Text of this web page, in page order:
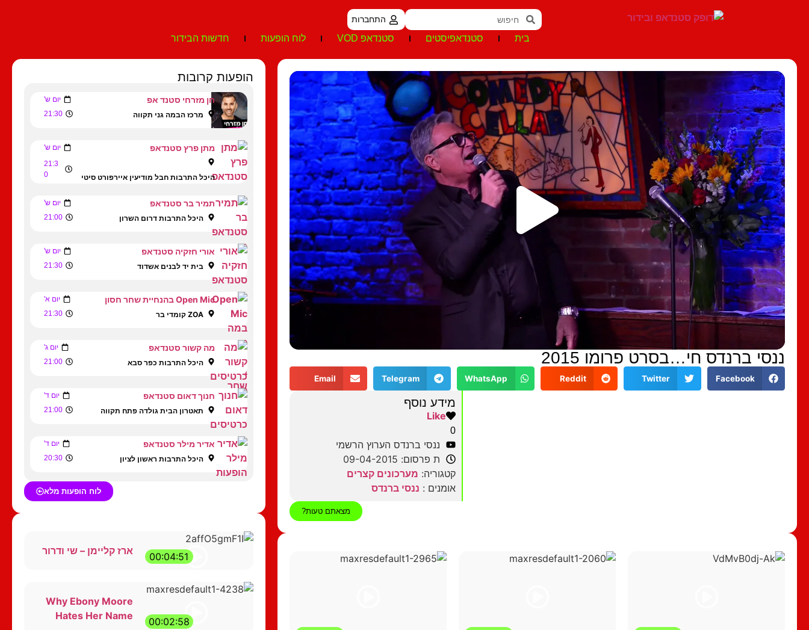
התחברות
בית סטנדאפיסטים סטנדאפ VOD לוח הופעות חדשות הבידור
ננסי ברנדס חי…בסרט פרומו 2015
Facebook
Twitter
Reddit
WhatsApp
Telegram
Email
מידע נוסף
Like
0
ננסי ברנדס הערוץ הרשמי
ת פרסום: 09-04-2015
קטגוריה: מערכונים קצרים
אומנים : ננסי ברנדס
מצאתם טעות?
הופעות קרובות
חן מזרחי סטנד אפ יום ש'
מרכז הבמה גני תקווה 21:30
מתן פרץ סטנדאפ יום ש'
היכל התרבות חבל מודיעין איירפורט סיטי
21:3
0
תמיר בר סטנדאפ יום ש'
היכל התרבות דרום השרון 21:00
אורי חזקיה סטנדאפ יום ש'
בית יד לבנים אשדוד 21:30
Open Mic בהנחיית שחר חסון יום א'
ZOA קומדי בר 21:30
מה קשור סטנדאפ יום ג'
היכל התרבות כפר סבא 21:00
חנוך דאום סטנדאפ יום ד'
תאטרון הבית גולדה פתח תקווה 21:00
אדיר מילר סטנדאפ יום ד'
היכל התרבות ראשון לציון 20:30
לוח הופעות מלא
00:04:51 ארז קליימן – שי ודרור
00:02:58
Why Ebony Moore
Hates Her Name